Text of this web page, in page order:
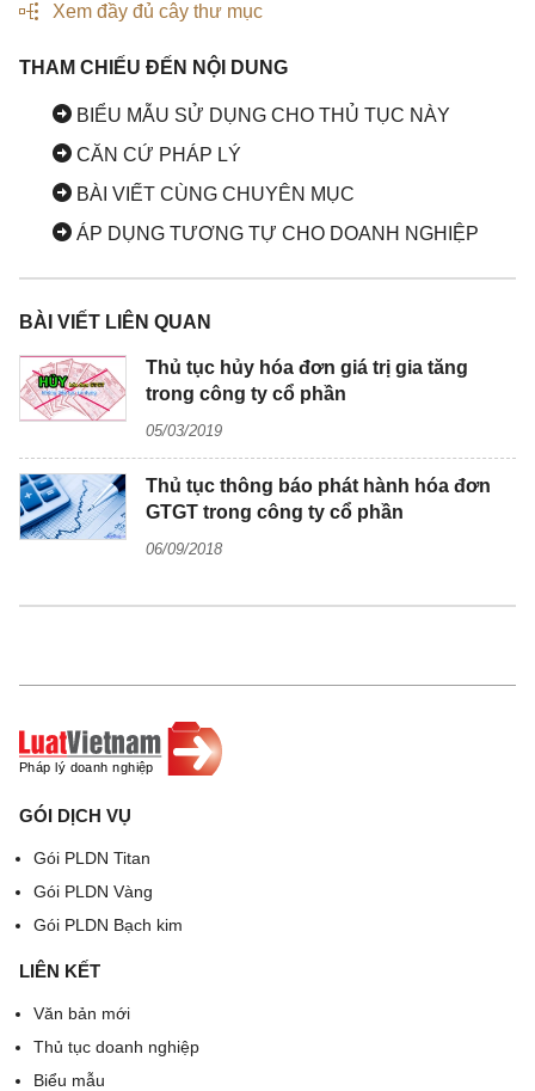
Xem đầy đủ cây thư mục
THAM CHIẾU ĐẾN NỘI DUNG
BIỂU MẪU SỬ DỤNG CHO THỦ TỤC NÀY
CĂN CỨ PHÁP LÝ
BÀI VIẾT CÙNG CHUYÊN MỤC
ÁP DỤNG TƯƠNG TỰ CHO DOANH NGHIỆP
BÀI VIẾT LIÊN QUAN
Thủ tục hủy hóa đơn giá trị gia tăng
trong công ty cổ phần
05/03/2019
Thủ tục thông báo phát hành hóa đơn
GTGT trong công ty cổ phần
06/09/2018
GÓI DỊCH VỤ
Gói PLDN Titan
Gói PLDN Vàng
Gói PLDN Bạch kim
LIÊN KẾT
Văn bản mới
Thủ tục doanh nghiệp
Biểu mẫu